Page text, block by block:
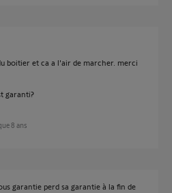
boitier et ca a l'air de marcher. merci
garanti?
8 ans
garantie perd sa garantie à la fin de